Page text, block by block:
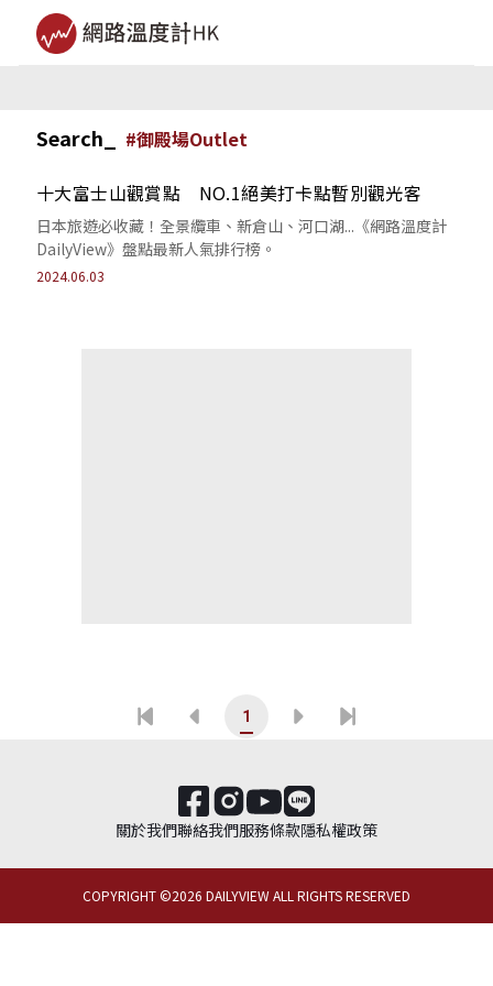
Search_ #御殿場Outlet
十大富士山觀賞點 NO.1絕美打卡點暫別觀光客
日本旅遊必收藏！全景纜車、新倉山、河口湖...《網路溫度計
DailyView》盤點最新人氣排行榜。
2024.06.03
1
關於我們聯絡我們服務條款隱私權政策
COPYRIGHT ©2026 DAILYVIEW ALL RIGHTS RESERVED